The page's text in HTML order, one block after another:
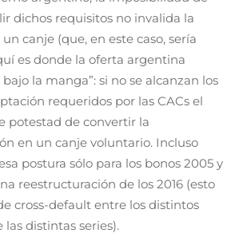
dichos requisitos no invalida la
canje (que, en este caso, sería
es donde la oferta argentina
la manga”: si no se alcanzan los
requeridos por las CACs el
potestad de convertir la
en un canje voluntario. Incluso
postura sólo para los bonos 2005 y
reestructuración de los 2016 (esto
cross-default entre los distintos
distintas series).